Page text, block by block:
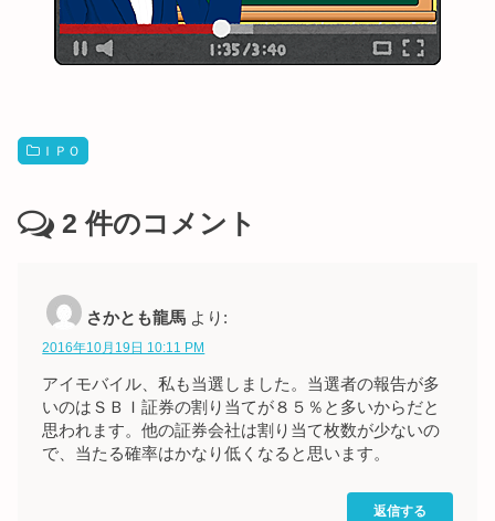
ＩＰＯ
2 件のコメント
さかとも龍馬 より:
2016年10月19日 10:11 PM
アイモバイル、私も当選しました。当選者の報告が多
いのはＳＢＩ証券の割り当てが８５％と多いからだと
思われます。他の証券会社は割り当て枚数が少ないの
で、当たる確率はかなり低くなると思います。
返信する